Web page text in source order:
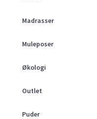
Madrasser
Muleposer
Økologi
Outlet
Puder